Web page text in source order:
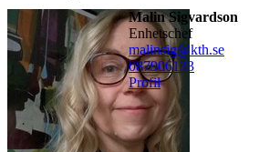
Malin Sigvardson
enhetschef
malinsig@kth.se
087906133
Profil